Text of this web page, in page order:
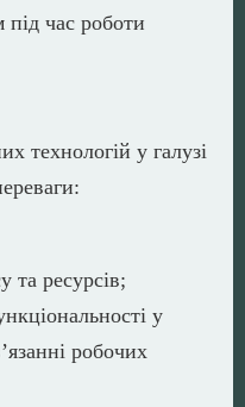
час роботи
технологій у галузі
та ресурсів;
у
робочих